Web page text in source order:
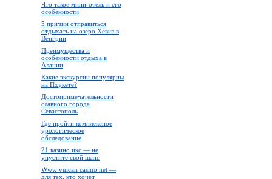
Что такое мини-отель и его
особенности
5 причин отправиться
отдыхать на озеро Хевиз в
Венгрии
Преимущества и
особенности отдыха в
Алании
Какие экскурсии популярны
на Пхукете?
Достопримечательности
славного города
Севастополь
Где пройти комплексное
урологическое
обследование
21 казино икс — не
упустите свой шанс
Www vulcan casino net —
для тех, кто хочет